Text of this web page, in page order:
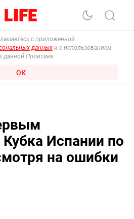
с приложенной
данных и с использованием
данной Политике.
ОК
Испании по
на ошибки